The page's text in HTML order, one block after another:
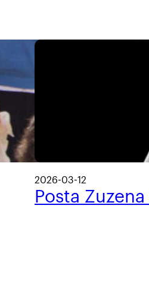
2026-03-12
Posta